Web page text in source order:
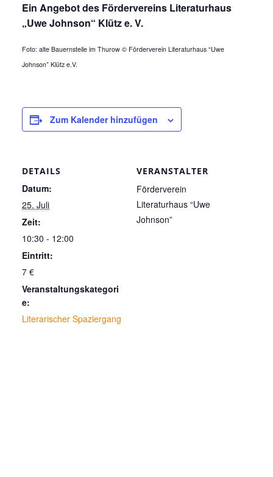
Ein Angebot des Fördervereins Literaturhaus
„Uwe Johnson“ Klütz e. V.
Foto: alte Bauernstelle im Thurow © Förderverein Literaturhaus “Uwe
Johnson” Klütz e.V.
Zum Kalender hinzufügen
DETAILS
Datum:
25. Juli
Zeit:
10:30 - 12:00
Eintritt:
7 €
Veranstaltungskategori
e:
Literarischer Spaziergang
VERANSTALTER
Förderverein
Literaturhaus “Uwe
Johnson”